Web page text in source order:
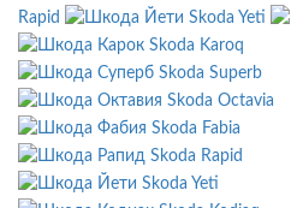
Rapid
Skoda Yeti
Skoda Karoq
Skoda Superb
Skoda Octavia
Skoda Fabia
Skoda Rapid
Skoda Yeti